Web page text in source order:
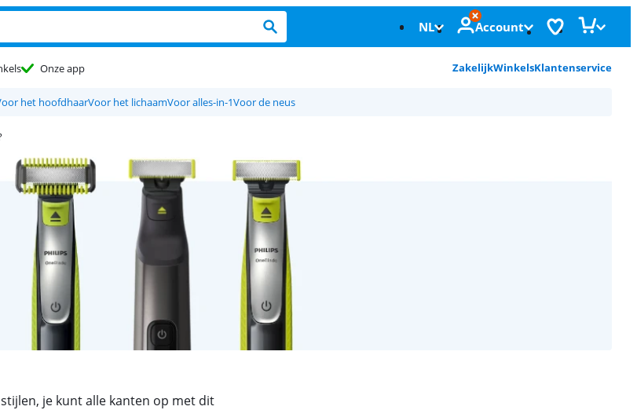
NL Account
Onze app ZakelijkWinkelsKlantenservice
het hoofdhaarVoor het lichaamVoor alles-in-1Voor de neus
je kunt alle kanten op met dit